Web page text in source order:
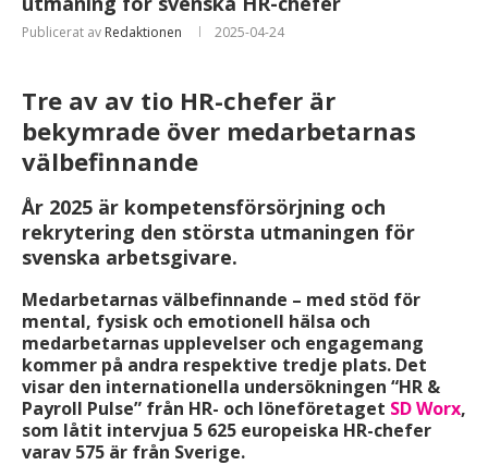
Publicerat av Redaktionen 2025-04-24
Tre av av tio HR-chefer är
bekymrade över medarbetarnas
välbefinnande
År 2025 är kompetensförsörjning och
rekrytering den största utmaningen för
svenska arbetsgivare.
Medarbetarnas välbefinnande – med stöd för
mental, fysisk och emotionell hälsa och
medarbetarnas upplevelser och engagemang
kommer på andra respektive tredje plats. Det
visar den internationella undersökningen “HR &
Payroll Pulse” från HR- och löneföretaget SD Worx,
som låtit intervjua 5 625 europeiska HR-chefer
varav 575 är från Sverige.